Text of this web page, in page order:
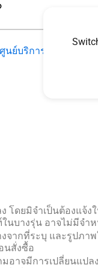
นย์บริการ
โดยมิจำเป็นต้องแจ้
บางรุ่น อาจไม่มีจำห
จากที่ระบุ และรูปภา
นสั่งซื้อ
อาจมีการเปลี่ยนแปล